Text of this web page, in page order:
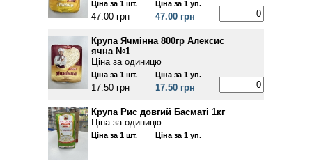
Ціна за 1 шт.
47.00 грн
Ціна за 1 уп.
47.00 грн
Крупа Ячмінна 800гр Алексис
ячна №1
Ціна за одиницю
Ціна за 1 шт.
17.50 грн
Ціна за 1 уп.
17.50 грн
Крупа Рис довгий Басматі 1кг
Ціна за одиницю
Ціна за 1 шт. Ціна за 1 уп.